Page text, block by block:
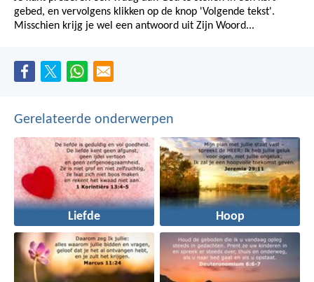
gebed, en vervolgens klikken op de knop 'Volgende tekst'.
Misschien krijg je wel een antwoord uit Zijn Woord...
Gerelateerde onderwerpen
Liefde Hoop